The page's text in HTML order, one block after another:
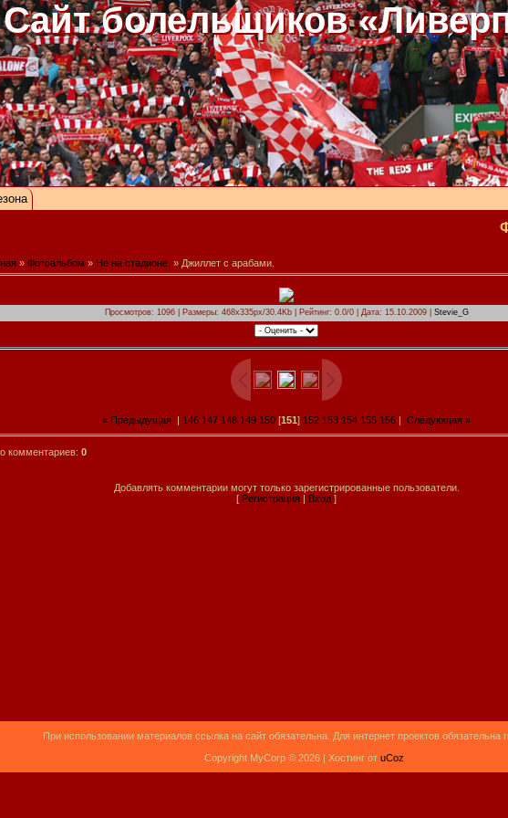
Сайт болельщиков
» Фотоальбом » Не на стадионе. » Джиллет с арабами.
Просмотров: 1096 | Размеры: 468x335px/30.4Kb | Рейтинг: 0.0/0 | Дата: 15.10.2009 | Stevie_G
« Предыдущая 146 147 148 149 150 [151 ] 152 153 154 155 156 Следующая »
комментариев: 0
Добавлять комментарии могут только зарегистрированные пользователи.
[ Регистрация | Вход ]
При использовании материалов ссылка на сайт обязательна. Для интернет проектов обязательна
Copyright MyCorp © 2026 | Хостинг от uCoz